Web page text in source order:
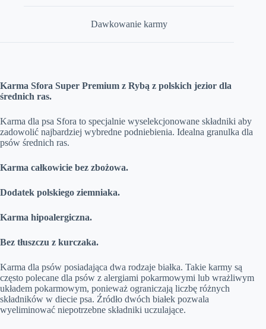
Dawkowanie karmy
Karma Sfora Super Premium z Rybą z polskich jezior dla
średnich ras.
Karma dla psa Sfora to specjalnie wyselekcjonowane składniki aby
zadowolić najbardziej wybredne podniebienia. Idealna granulka dla
psów średnich ras.
Karma całkowicie bez zbożowa.
Dodatek polskiego ziemniaka.
Karma hipoalergiczna.
Bez tłuszczu z kurczaka.
Karma dla psów posiadająca dwa rodzaje białka. Takie karmy są
często polecane dla psów z alergiami pokarmowymi lub wrażliwym
układem pokarmowym, ponieważ ograniczają liczbę różnych
składników w diecie psa. Źródło dwóch białek pozwala
wyeliminować niepotrzebne składniki uczulające.